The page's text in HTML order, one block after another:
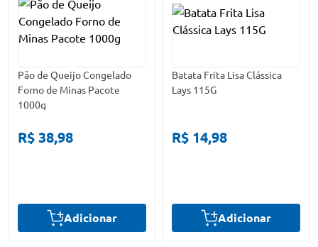
Pão de Queijo Congelado
Forno de Minas Pacote
1000g
R$ 38,98
Adicionar
Batata Frita Lisa Clássica
Lays 115G
R$ 14,98
Adicionar